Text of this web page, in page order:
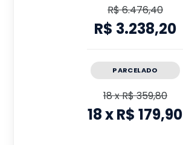
R$ 6.476,40
R$ 3.238,20
PARCELADO
18xR$ 359,80
18xR$ 179,90